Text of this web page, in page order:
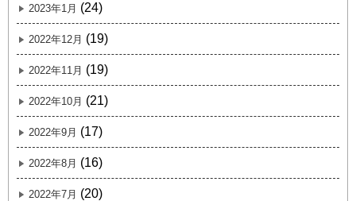
2023年1月 (24)
2022年12月 (19)
2022年11月 (19)
2022年10月 (21)
2022年9月 (17)
2022年8月 (16)
2022年7月 (20)